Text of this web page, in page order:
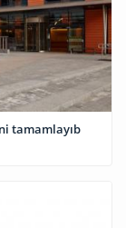
tamamlayıb